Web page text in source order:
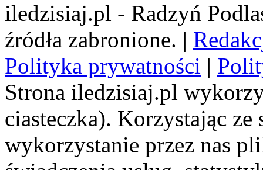
iledzisiaj.pl - Radzyń
źródła zabronione. |
Polityka prywatności |
Strona iledzisiaj.pl
ciasteczka). Korzystając
wykorzystanie przez nas